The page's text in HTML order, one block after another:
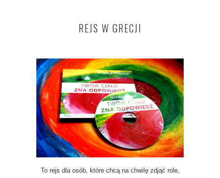
REJS W GRECJI
To rejs dla osób, które chcą na chwilę zdjąć role,